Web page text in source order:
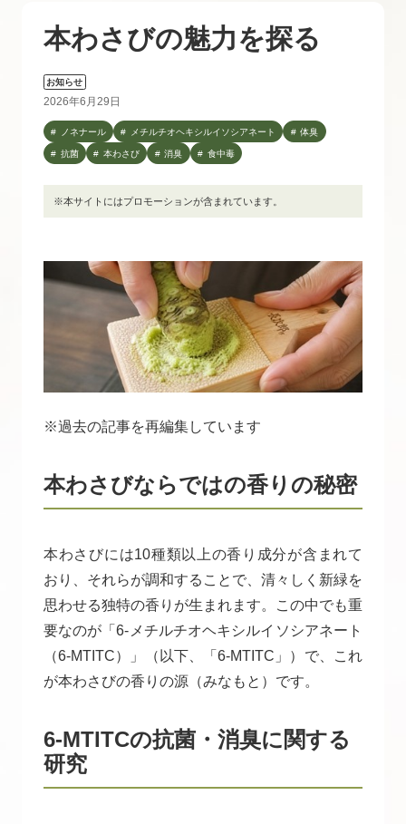
本わさびの魅力を探る
お知らせ
2026年6月29日
ノネナール メチルチオヘキシルイソシアネート 体臭
抗菌 本わさび 消臭 食中毒
※本サイトにはプロモーションが含まれています。
※過去の記事を再編集しています
本わさびならではの香りの秘密
本わさびには10種類以上の香り成分が含まれて
おり、それらが調和することで、清々しく新緑を
思わせる独特の香りが生まれます。この中でも重
要なのが「6-メチルチオヘキシルイソシアネート
（6-MTITC）」（以下、「6-MTITC」）で、これ
が本わさびの香りの源（みなもと）です。
6-MTITCの抗菌・消臭に関する
研究